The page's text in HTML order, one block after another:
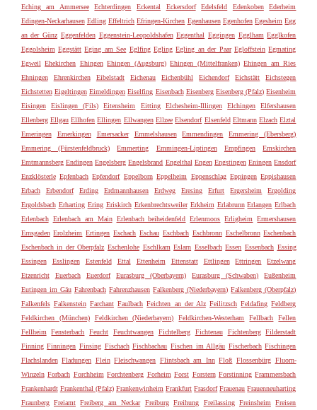
Eching am Ammersee
Echterdingen Eckental Eckersdorf Edelsfeld Edenkoben
Ederheim
Edingen-Neckarhausen Edling Effeltrich Efringen-Kirchen Egenhausen Egenhofen Egesheim Egg
an der Günz Eggenfelden Eggenstein-Leopoldshafen Eggenthal Eggingen Egglham Egglkofen
Eggolsheim Eggstätt Eging am See Eglfing Egling Egling an der Paar Egloffstein Egmating
Egweil Ehekirchen Ehingen Ehingen (Augsburg) Ehingen (Mittelfranken) Ehingen am Ries
Ehningen
Ehrenkirchen Eibelstadt Eichenau Eichenbühl Eichendorf Eichstätt
Eichstegen
Eichstetten Eigeltingen Eimeldingen Eiselfing Eisenbach Eisenberg Eisenberg (Pfalz) Eisenheim
Eisingen
Eislingen (Fils) Eitensheim Eitting Elchesheim-Illingen Elchingen
Elfershausen
Ellenberg Ellgau Ellhofen Ellingen Ellwangen Ellzee Elsendorf Elsenfeld Eltmann Elzach Elztal
Emeringen
Emerkingen Emersacker Emmelshausen Emmendingen
Emmering (Ebersberg)
Emmering (Fürstenfeldbruck)
Emmerting Emmingen-Liptingen Empfingen
Emskirchen
Emtmannsberg Endingen Engelsberg Engelsbrand Engelthal Engen Engstingen Eningen Ensdorf
Enzklösterle Epfenbach Epfendorf Eppelborn Eppelheim Eppenschlag Eppingen Eppishausen
Erbach
Erbendorf Erding Erdmannhausen Erdweg Eresing Erfurt Ergersheim
Ergolding
Ergoldsbach Erharting Ering Eriskirch Erkenbrechtsweiler Erkheim Erlabrunn Erlangen Erlbach
Erlenbach Erlenbach am Main Erlenbach beiheidenfeld Erlenmoos Erligheim
Ermershausen
Ernsgaden Erolzheim Ertingen Eschach Eschau Eschbach Eschbronn Eschelbronn Eschenbach
Eschenbach in der Oberpfalz Eschenlohe Eschlkam Eslarn Esselbach Essen Essenbach Essing
Essingen
Esslingen Estenfeld Ettal Ettenheim Ettenstatt Ettlingen Ettringen
Etzelwang
Etzenricht
Euerbach Euerdorf Eurasburg (Oberbayern) Eurasburg (Schwaben)
Eußenheim
Eutingen im Gäu Fahrenbach Fahrenzhausen Falkenberg (Niederbayern) Falkenberg (Oberpfalz)
Falkenfels Falkenstein Farchant Faulbach Feichten an der Alz Feilitzsch Feldafing Feldberg
Feldkirchen (München)
Feldkirchen (Niederbayern) Feldkirchen-Westerham Fellbach
Fellen
Fellheim
Fensterbach Feucht Feuchtwangen Fichtelberg Fichtenau Fichtenberg
Filderstadt
Finning Finningen Finsing Fischach Fischbachau Fischen im Allgäu Fischerbach Fischingen
Flachslanden Fladungen Flein Fleischwangen Flintsbach am Inn Floß Flossenbürg Fluorn-
Winzeln Forbach Forchheim Forchtenberg Forheim Forst Forstern Forstinning Frammersbach
Frankenhardt Frankenthal (Pfalz) Frankenwinheim Frankfurt Frasdorf Frauenau Frauenneuharting
Fraunberg Freiamt Freiberg am Neckar Freiburg Freihung Freilassing Freinsheim
Freisen